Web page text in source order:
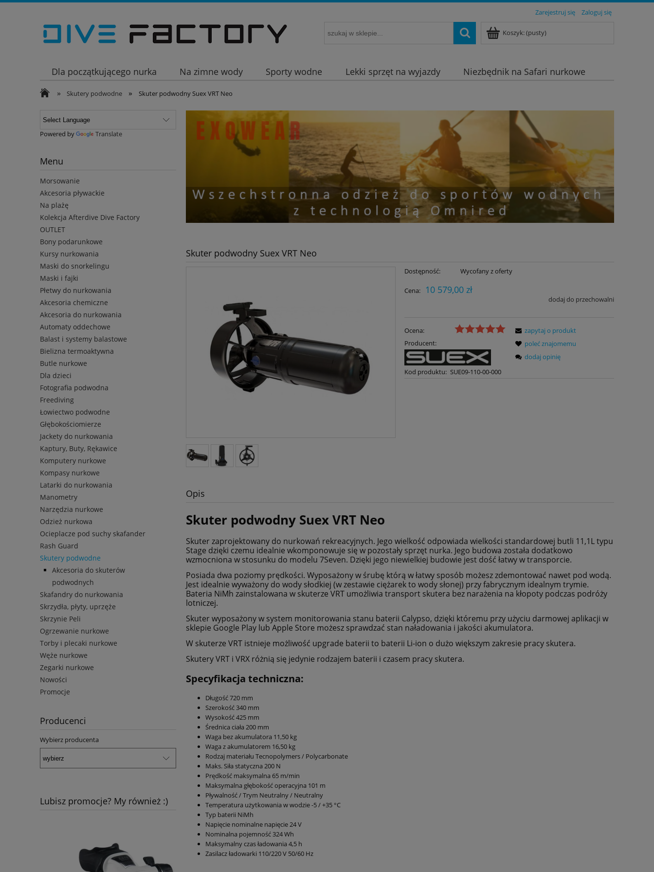
Zarejestruj się Zaloguj się
Koszyk:(pusty)
Dla początkującego nurka Na zimne wody Sporty wodne Lekki sprzęt na wyjazdy
Niezbędnik na Safari nurkowe
Wakacje
» Skutery podwodne » Skuter podwodny Suex VRT Neo
Powered by Translate
Menu
Morsowanie
Akcesoria pływackie
Na plażę
Kolekcja Afterdive Dive Factory
OUTLET
Bony podarunkowe
Kursy nurkowania
Maski do snorkelingu
Maski i fajki
Płetwy do nurkowania
Akcesoria chemiczne
Akcesoria do nurkowania
Automaty oddechowe
Balast i systemy balastowe
Bielizna termoaktywna
Butle nurkowe
Dla dzieci
Fotografia podwodna
Freediving
Łowiectwo podwodne
Głębokościomierze
Jackety do nurkowania
Kaptury, Buty, Rękawice
Komputery nurkowe
Kompasy nurkowe
Latarki do nurkowania
Manometry
Narzędzia nurkowe
Odzież nurkowa
Ocieplacze pod suchy skafander
Rash Guard
Skutery podwodne
Akcesoria do skuterów
podwodnych
Skafandry do nurkowania
Skrzydła, płyty, uprzęże
Skrzynie Peli
Ogrzewanie nurkowe
Torby i plecaki nurkowe
Węże nurkowe
Zegarki nurkowe
Nowości
Promocje
Producenci
Wybierz producenta
Lubisz promocje? My również :)
Skuter podwodny Suex VRT Neo
Dostępność: Wycofany z oferty
Cena: 10 579,00 zł
dodaj do przechowalni
Ocena:
Producent:
Kod produktu: SUE09-110-00-000
zapytaj o produkt
poleć znajomemu
dodaj opinię
Opis
Skuter podwodny Suex VRT Neo
Skuter zaprojektowany do nurkowań rekreacyjnych. Jego wielkość odpowiada wielkości standardowej butli 11,1L typu
Stage dzięki czemu idealnie wkomponowuje się w pozostały sprzęt nurka. Jego budowa została dodatkowo
wzmocniona w stosunku do modelu 7Seven. Dzięki jego niewielkiej budowie jest dość łatwy w transporcie.
Posiada dwa poziomy prędkości. Wyposażony w śrubę którą w łatwy sposób możesz zdemontować nawet pod wodą.
Jest idealnie wyważony do wody słodkiej (w zestawie ciężarek to wody słonej) przy fabrycznym idealnym trymie.
Bateria NiMh zainstalowana w skuterze VRT umożliwia transport skutera bez narażenia na kłopoty podczas podróży
lotniczej.
Skuter wyposażony w system monitorowania stanu baterii Calypso, dzięki któremu przy użyciu darmowej aplikacji w
sklepie Google Play lub Apple Store możesz sprawdzać stan naładowania i jakości akumulatora.
W skuterze VRT istnieje możliwość upgrade baterii to baterii Li-ion o dużo większym zakresie pracy skutera.
Skutery VRT i VRX różnią się jedynie rodzajem baterii i czasem pracy skutera.
Specyfikacja techniczna:
Długość 720 mm
Szerokość 340 mm
Wysokość 425 mm
Średnica ciała 200 mm
Waga bez akumulatora 11,50 kg
Waga z akumulatorem 16,50 kg
Rodzaj materiału Tecnopolymers / Polycarbonate
Maks. Siła statyczna 200 N
Prędkość maksymalna 65 m/min
Maksymalna głębokość operacyjna 101 m
Pływalność / Trym Neutralny / Neutralny
Temperatura użytkowania w wodzie -5 / +35 °C
Typ baterii NiMh
Napięcie nominalne napięcie 24 V
Nominalna pojemność 324 Wh
Maksymalny czas ładowania 4,5 h
Zasilacz ładowarki 110/220 V 50/60 Hz